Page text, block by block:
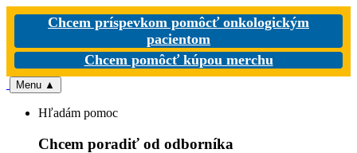
Chcem príspevkom pomôcť onkologickým
pacientom
Chcem pomôcť kúpou merchu
Menu ▲
Hľadám pomoc
Chcem poradiť od odborníka